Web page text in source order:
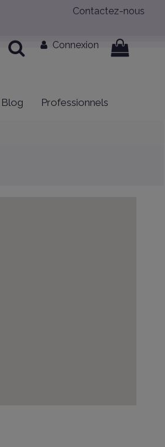
Contactez-nous
Connexion
Blog Professionnels